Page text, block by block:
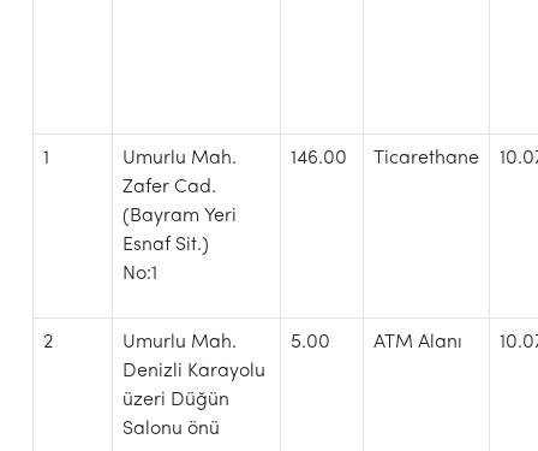
1
Umurlu Mah.
Zafer Cad.
(Bayram Yeri
Esnaf Sit.)
No:1
146.00 Ticarethane
2
Umurlu Mah.
Denizli Karayolu
üzeri Düğün
Salonu önü
5.00 ATM Alanı